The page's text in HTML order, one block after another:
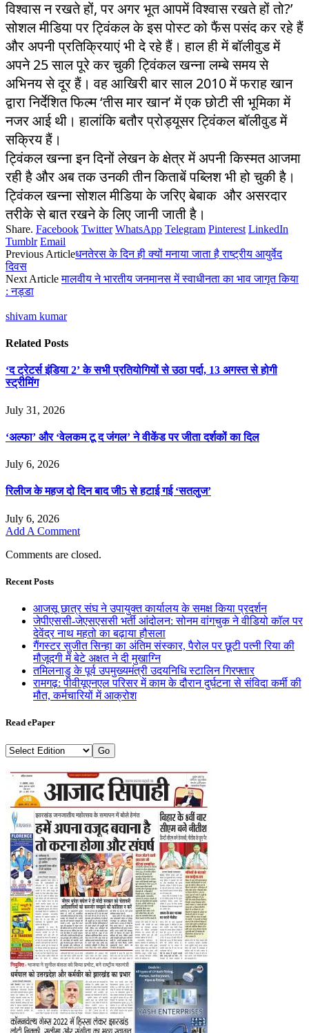
विश्वास न रखते हों, पर अगर भूत आपमें विश्वास रखते हों तो?’
सोशल मीडिया पर ट्विंकल के इस पोस्ट को फैंस पसंद कर रहे हैं
और अपनी प्रतिक्रियाएं भी दे रहे हैं। हाल ही में बॉलीवुड में
अपने 25 साल पूरे कर चुकी ट्विंकल खन्ना लम्बे समय से
अभिनय से दूर हैं। वह आखिरी बार साल 2010 में फराह खान
द्वारा निर्देशित फिल्म ‘तीस मार खान’ में एक छोटी सी भूमिका में
नजर आई थी। हालांकि बतौर प्रोड्यूसर ट्विंकल बॉलीवुड में
सक्रिय हैं।
ट्विंकल खन्ना इन दिनों लेखन के क्षेत्र में अपनी किस्मत आजमा
रही है और अब तक उनकी तीन किताबें पब्लिश भी हो चुकी है।
ट्विंकल खन्ना सोशल मीडिया के जरिए बेबाक और असरदार
तरीके से बात रखने के लिए जानी जाती है।
Share. Facebook Twitter WhatsApp Telegram Pinterest LinkedIn
Tumblr Email
Previous Articleधनतेरस के दिन ही क्यों मनाया जाता है राष्ट्रीय आयुर्वेद
दिवस
Next Articleमालवीय ने भारतीय जनमानस में स्वाधीनता का भाव जागृत किया
: नड्डा
shivam kumar
Related Posts
‘द ट्रेटर्स इंडिया 2’ के सभी प्रतियोगियों से उठा पर्दा, 13 अगस्त से होगी
स्ट्रीमिंग
July 31, 2026
‘अल्फा’ और ‘वेलकम टू द जंगल’ ने वीकेंड पर जीता दर्शकों का दिल
July 6, 2026
रिलीज के महज दो दिन बाद जी5 से हटाई गई ‘सतलुज’
July 6, 2026
Add A Comment
Comments are closed.
Recent Posts
आजसू छात्र संघ ने उपायुक्त कार्यालय के समक्ष किया प्रदर्शन
जेपीएससी-जेएसएससी भर्ती आंदोलन: सोनम वांगचुक ने वीडियो कॉल पर
देवेंद्र नाथ महतो का बढ़ाया हौसला
गैंगस्टर सुजीत सिन्हा का अंतिम संस्कार, पैरोल पर छूटी पत्नी रिया की
मौजूदगी में बेटे अक्षत ने दी मुखाग्नि
तमिलनाडु के पूर्व उपमुख्यमंत्री उदयनिधि स्टालिन गिरफ्तार
रामगढ़: पीवीयूएनएल परिसर में काम के दौरान दुर्घटना से संविदा कर्मी की
मौत, कर्मचारियों में आक्रोश
Read ePaper